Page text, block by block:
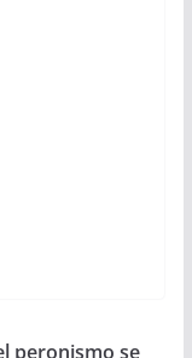
peronismo se